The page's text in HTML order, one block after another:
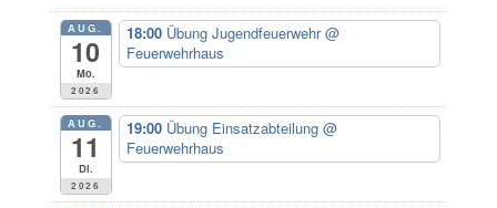
n
:
AUG.
10
Mo.
2026
18:00 Übung Jugendfeuerwehr@
Feuerwehrhaus
AUG.
11
Di.
2026
19:00 Übung Einsatzabteilung @
Feuerwehrhaus